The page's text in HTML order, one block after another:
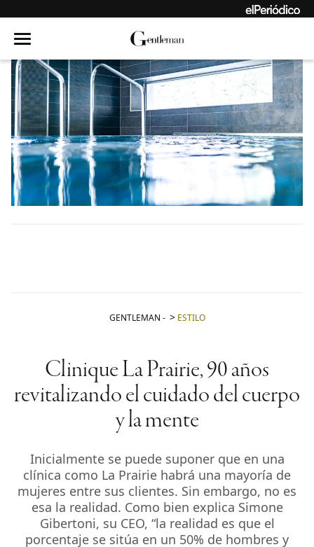
GENTLEMAN - ESTILO
Clinique La Prairie, 90 años
revitalizando el cuidado del cuerpo
y la mente
Inicialmente se puede suponer que en una
clínica como La Prairie habrá una mayoría de
mujeres entre sus clientes. Sin embargo, no es
esa la realidad. Como bien explica Simone
Gibertoni, su CEO, “la realidad es que el
porcentaje se sitúa en un 50% de hombres y